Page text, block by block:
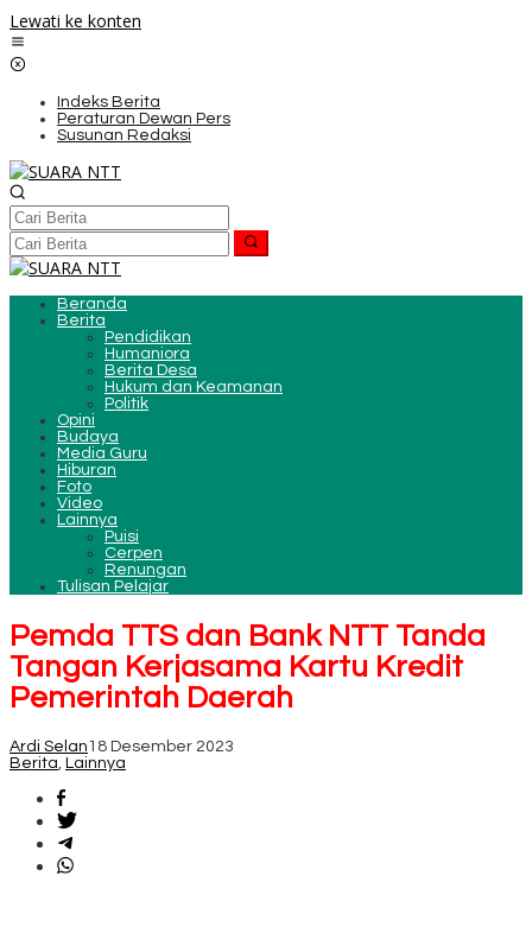
Lewati ke konten
Indeks Berita
Peraturan Dewan Pers
Susunan Redaksi
Beranda
Berita
Pendidikan
Humaniora
Berita Desa
Hukum dan Keamanan
Politik
Opini
Budaya
Media Guru
Hiburan
Foto
Video
Lainnya
Puisi
Cerpen
Renungan
Tulisan Pelajar
Pemda TTS dan Bank NTT Tanda
Tangan Kerjasama Kartu Kredit
Pemerintah Daerah
Ardi Selan 18 Desember 2023
Berita, Lainnya